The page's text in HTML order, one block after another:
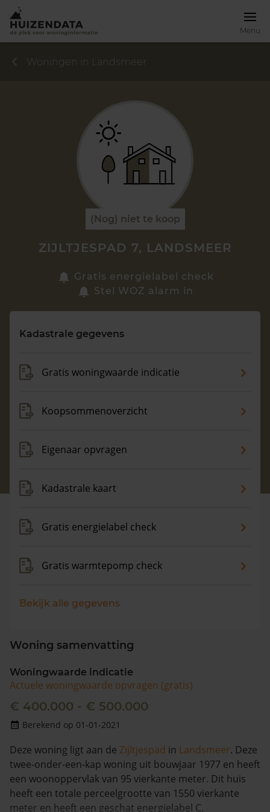
Menu
Zoek een woning
Maandag t/m vrijdag - 08:00 -18:00
Woningen in Landsmeer
(Nog) niet te koop
ZIJLTJESPAD 7, LANDSMEER
Gratis energielabel check
Stel WOZ alarm in
Kadastrale gegevens
Gratis woningwaarde indicatie
Koopsommenoverzicht
Eigenaar opvragen
Kadastrale kaart
Gratis energielabel check
Gratis warmtepomp check
Bekijk alle gegevens
Woning samenvatting
Woningwaarde indicatie
Actuele woningwaarde opvragen (gratis)
€ 400.000 - € 500.000
Berekend op 01-01-2021
Deze woning ligt aan de Zijltjespad in Landsmeer. Deze
twee-onder-een-kap woning uit bouwjaar 1977 en heeft
een woonoppervlak van 95 vierkante meter. Dit huis
heeft een totale perceelgrootte van 1550 vierkante
meter en heeft een geschat energielabel C.